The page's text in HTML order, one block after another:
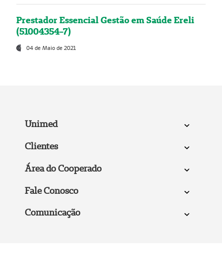
Prestador Essencial Gestão em Saúde Ereli
(51004354-7)
04 de Maio de 2021
Unimed
Clientes
Área do Cooperado
Fale Conosco
Comunicação